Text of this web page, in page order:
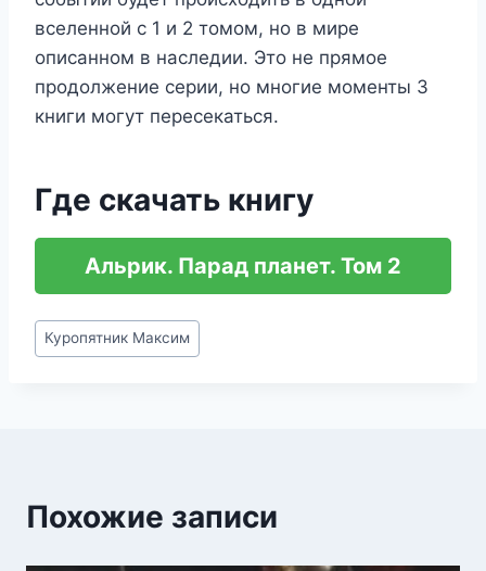
вселенной с 1 и 2 томом, но в мире
описанном в наследии. Это не прямое
продолжение серии, но многие моменты 3
книги могут пересекаться.
Где скачать книгу
Альрик. Парад планет. Том 2
Метки
записи:
Куропятник Максим
Похожие записи